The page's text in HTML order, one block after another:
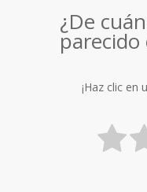
¿De
parecido
¡Haz clic en